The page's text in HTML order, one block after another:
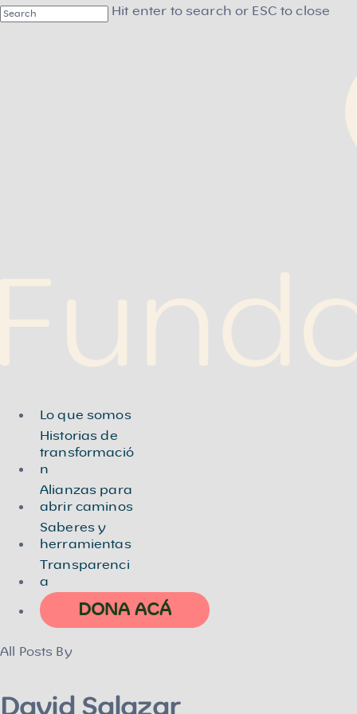
Skip
Hit enter to search or ESC to close
Menu
Lo que somos
Historias de
transformació
n
Alianzas para
abrir caminos
Saberes y
herramientas
Transparenci
a
DONA ACÁ
All Posts By